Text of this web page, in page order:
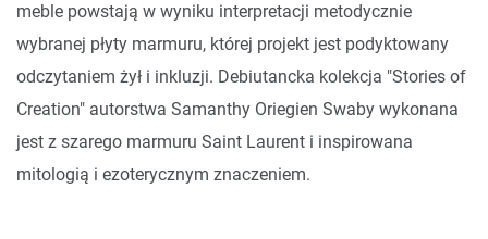
meble powstają w wyniku interpretacji metodycznie
wybranej płyty marmuru, której projekt jest podyktowany
odczytaniem żył i inkluzji. Debiutancka kolekcja "Stories of
Creation" autorstwa Samanthy Oriegien Swaby wykonana
jest z szarego marmuru Saint Laurent i inspirowana
mitologią i ezoterycznym znaczeniem.